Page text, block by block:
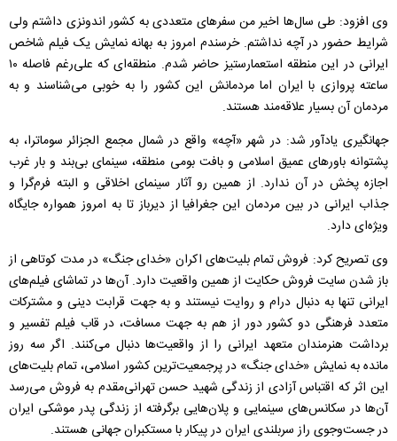
وی افزود: طی سال‌ها اخیر من سفرهای متعددی به کشور اندونزی داشتم ولی
شرایط حضور در آچه نداشتم. خرسندم امروز به بهانه نمایش یک فیلم شاخص
ایرانی در این منطقه استعمارستیز حاضر شدم. منطقه‌ای که علی‌رغم فاصله ۱۰
ساعته پروازی با ایران اما مردمانش این کشور را به خوبی می‌شناسند و به
مردمان آن بسیار علاقه‌مند هستند.
جهانگیری یادآور شد: در شهر «آچه» واقع در شمال مجمع الجزائر سوماترا، به
پشتوانه باورهای عمیق اسلامی و بافت بومی منطقه، سینمای بی‌بند و بار غرب
اجازه پخش در آن ندارد. از همین رو آثار سینمای اخلاقی و البته فرم‌گرا و
جذاب ایرانی در بین مردمان این جغرافیا از دیرباز تا به امروز همواره جایگاه
ویژه‌ای دارد.
وی تصریح کرد: فروش تمام بلیت‌های اکران «خدای جنگ» در مدت کوتاهی از
باز شدن سایت فروش حکایت از همین واقعیت دارد. آن‌ها در تماشای فیلم‌های
ایرانی تنها به دنبال درام و روایت نیستند و به جهت قرابت دینی و مشترکات
متعدد فرهنگی دو کشور دور از هم به جهت مسافت، در قاب فیلم تفسیر و
برداشت‌ هنرمندان متعهد ایرانی را از واقعیت‌ها دنبال می‌کنند. اگر سه روز
مانده به نمایش «خدای جنگ» در پرجمعیت‌ترین کشور اسلامی، تمام بلیت‌های
این اثر که اقتباس آزادی از زندگی شهید حسن تهرانی‌مقدم به فروش می‌رسد
آن‌ها در سکانس‌های سینمایی و پلان‌هایی برگرفته از زندگی پدر موشکی ایران
در جست‌وجوی راز سربلندی ایران در پیکار با مستکبران جهانی هستند.